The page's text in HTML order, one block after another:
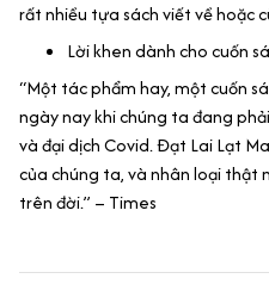
rất nhiều tựa sách viết về hoặc
Lời khen dành cho cuốn
“Một tác phẩm hay, một cuốn
ngày nay khi chúng ta đang
và đại dịch Covid. Đạt Lai Lạt
của chúng ta, và nhân loại thật
trên đời.” – Times